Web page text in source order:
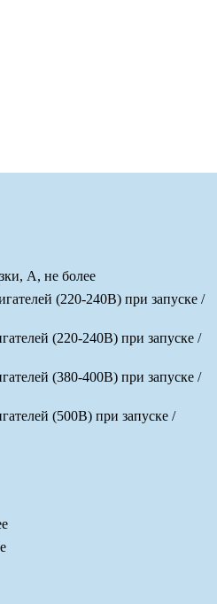
А, не более
(220-240В) при запуске /
(220-240В) при запуске /
(380-400В) при запуске /
(500В) при запуске /